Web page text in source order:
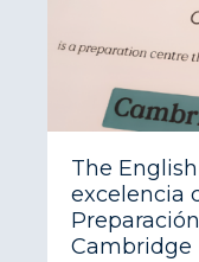
The
excelencia
Cambridge